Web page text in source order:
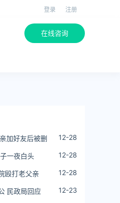
登录 注册
在线咨询
加好友后被删 12-28
一夜白头 12-28
殴打老父亲 12-28
民政局回应 12-23